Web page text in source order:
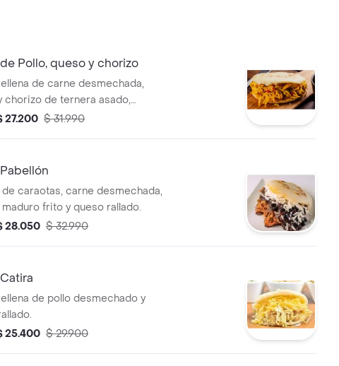
Pollo, queso y chorizo
de carne desmechada,
chorizo de ternera asado,
Ideal para disfrutar en
27.200 $ 31.990
de caraotas, carne desmechada,
maduro frito y queso rallado.
28.050 $ 32.990
de pollo desmechado y
25.400 $ 29.900